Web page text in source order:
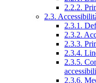
2.2.2.
2.3.
2.3.1.
2.3.2.
2.3.3.
2.3.4.
2.3.5.
2.3.6.